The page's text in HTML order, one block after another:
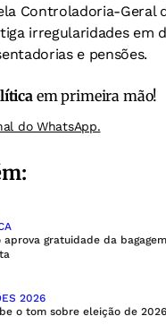
Controladoria-Geral
irregularidades em
e pensões.
em primeira mão!
do WhatsApp.
aprova gratuidade da
2026
o tom sobre eleição de